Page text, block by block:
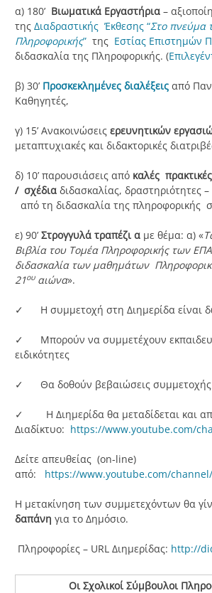
α) 180’ Βιωματικά Εργαστήρια –
της Διαδραστικής Έκθεσης “Στο πνεύμα
Πληροφορικής” της Εστίας Επιστημών
διδασκαλία της Πληροφορικής. (
β) 30’ Προσκεκλημένες διαλέξεις από
Καθηγητές,
γ) 15’ Ανακοινώσεις ερευνητικών
μεταπτυχιακές και διδακτορικές
δ) 10’ παρουσιάσεις από καλές
/ σχέδια διδασκαλίας, δραστηριότητες –
από τη διδασκαλία της πληροφορικής
ε) 90’ Στρογγυλά τραπέζι α με θέμα: α) «
Βιβλία του Τομέα Πληροφορικής των
διδασκαλία των μαθημάτων
21ουαιώνα».
✓ Η συμμετοχή στη Διημερίδα είναι
✓ Μπορούν να συμμετέχουν
ειδικότητες
✓ Θα δοθούν βεβαιώσεις συμμετοχής
✓ Η Διημερίδα θα μεταδίδεται και
Διαδίκτυο: https://www.youtube.com/
Δείτε απευθείας (on-line)
από:
https://www.youtube.com/channel/
Η μετακίνηση των συμμετεχόντων θα
δαπάνη για το Δημόσιο.
Πληροφορίες – URL Διημερίδας: http://
Οι Σχολικοί Σύμβουλοι